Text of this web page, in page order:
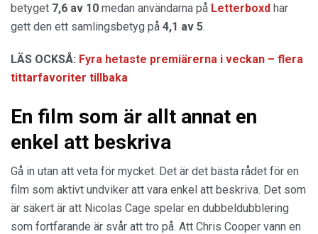
betyget 7,6 av 10 medan användarna på Letterboxd har
gett den ett samlingsbetyg på 4,1 av 5.
LÄS OCKSÅ: Fyra hetaste premiärerna i veckan – flera
tittarfavoriter tillbaka
En film som är allt annat en
enkel att beskriva
Gå in utan att veta för mycket. Det är det bästa rådet för en
film som aktivt undviker att vara enkel att beskriva. Det som
är säkert är att Nicolas Cage spelar en dubbeldubblering
som fortfarande är svår att tro på. Att Chris Cooper vann en